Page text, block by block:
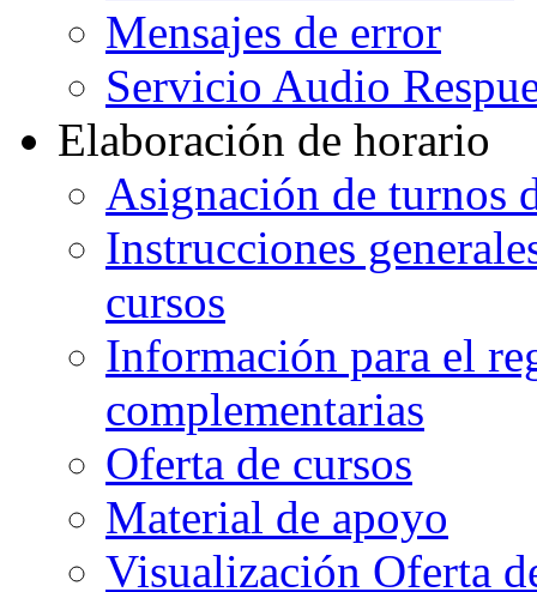
Mensajes de error
Servicio Audio
Elaboración de horario
Asignación de turnos
Instrucciones
cursos
Información para el
complementarias
Oferta de cursos
Material de apoyo
Visualización Oferta